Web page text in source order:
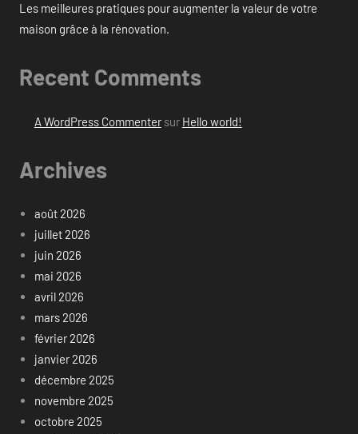
Les meilleures pratiques pour augmenter la valeur de votre
maison grâce à la rénovation.
Recent Comments
A WordPress Commentersur Hello world!
Archives
août 2026
juillet 2026
juin 2026
mai 2026
avril 2026
mars 2026
février 2026
janvier 2026
décembre 2025
novembre 2025
octobre 2025